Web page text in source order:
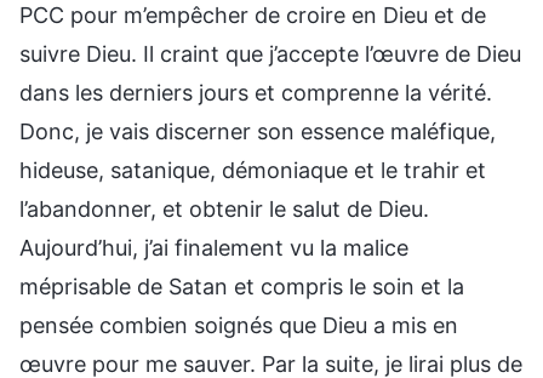
PCC pour m’empêcher de croire en Dieu et de
suivre Dieu. Il craint que j’accepte l’œuvre de Dieu
dans les derniers jours et comprenne la vérité.
Donc, je vais discerner son essence maléfique,
hideuse, satanique, démoniaque et le trahir et
l’abandonner, et obtenir le salut de Dieu.
Aujourd’hui, j’ai finalement vu la malice
méprisable de Satan et compris le soin et la
pensée combien soignés que Dieu a mis en
œuvre pour me sauver. Par la suite, je lirai plus de